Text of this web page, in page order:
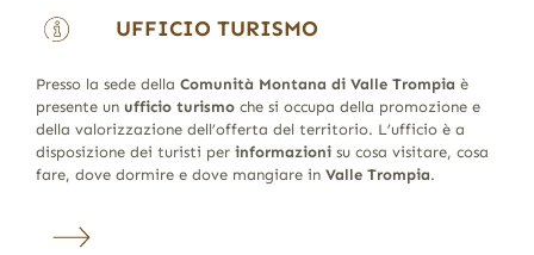
UFFICIO TURISMO
Presso la sede della Comunità Montana di Valle Trompia è
presente un ufficio turismoche si occupa della promozione e
della valorizzazione dell’offerta del territorio. L’ufficio è a
disposizione dei turisti per informazionisu cosa visitare, cosa
fare, dove dormire e dove mangiare in Valle Trompia.